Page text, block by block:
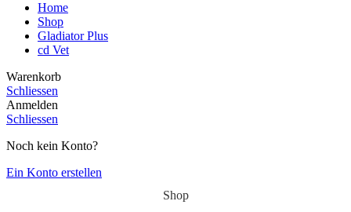
Home
Shop
Gladiator Plus
cd Vet
Warenkorb
Schliessen
Anmelden
Schliessen
Noch kein Konto?
Ein Konto erstellen
Shop